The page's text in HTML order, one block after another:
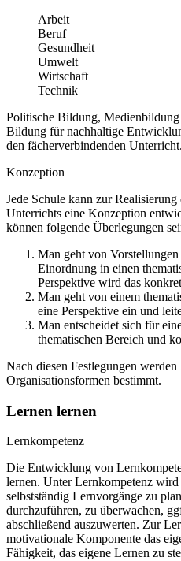
Arbeit
Beruf
Gesundheit
Umwelt
Wirtschaft
Technik
Politische Bildung,
Bildung für nachhaltige
den fächerverbindenden Unterricht.
Konzeption
Jede Schule kann zur
Unterrichts eine Konzeption
können folgende Überlegungen
Man geht von
Einordnung in einen
Perspektive wird das
Man geht von einem
eine Perspektive ein und
Man entscheidet sich für
thematischen Bereich und
Nach diesen Festlegungen
Organisationsformen bestimmt.
Lernen lernen
Lernkompetenz
Die Entwicklung von
lernen. Unter Lernkompetenz
selbstständig Lernvorgänge zu
durchzuführen, zu überwachen,
abschließend auszuwerten. Zur
motivationale Komponente das
Fähigkeit, das eigene Lernen zu